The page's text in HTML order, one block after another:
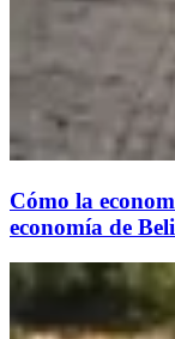
Cómo la
economía de